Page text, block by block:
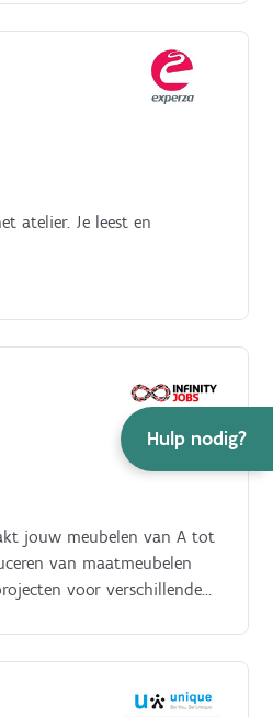
Hulp nodig?
in binnen- en
veilige, nette en
atelier. Je leest en
jouw meubelen van A tot
van maatmeubelen
voor verschillende
Plaatsen van de afgewerkte